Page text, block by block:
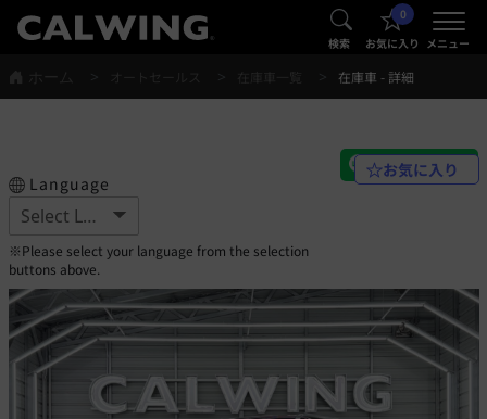
® 検索
0
お気に入り メニュー
®
在庫車 - 詳細
Language
※Please select your language from the selection
buttons above.
お気に入り